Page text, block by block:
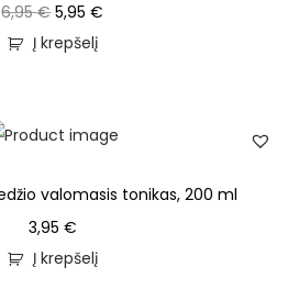
6,95€ 5,95€
Į krepšelį
valomasis tonikas, 200 ml
3,95 €
Į krepšelį